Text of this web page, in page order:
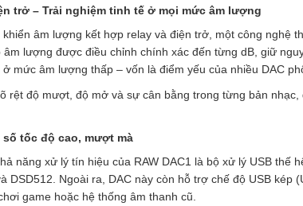
trở – Trải nghiệm tinh tế ở mọi mức âm lượng
âm lượng kết hợp relay và điện trở, một công nghệ
lượng được điều chỉnh chính xác đến từng dB, giữ
mức âm lượng thấp – vốn là điểm yếu của nhiều DAC
rệt độ mượt, độ mở và sự cân bằng trong từng bản
số tốc độ cao, mượt mà
năng xử lý tín hiệu của RAW DAC1 là bộ xử lý USB thế
DSD512. Ngoài ra, DAC này còn hỗ trợ chế độ USB kép
game hoặc hệ thống âm thanh cũ.